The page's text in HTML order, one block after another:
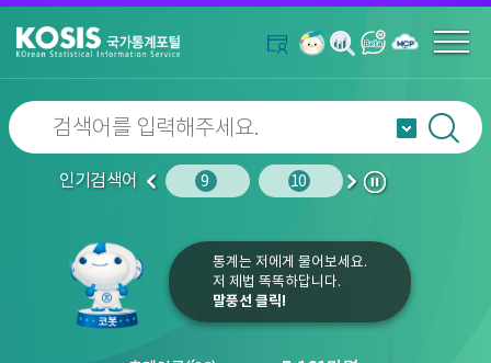
인기검색어
이
10 청소년 9 10 1
다
정
통계는 저에게 물어보세요.
저 제법 똑똑하답니다.
말풍선 클릭!